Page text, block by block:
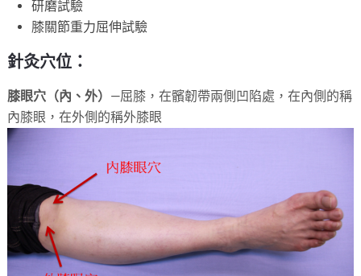
研磨試驗
膝關節重力屈伸試驗
針灸穴位：
膝眼穴（內、外） —屈膝，在髕韌帶兩側凹陷處，在內側的稱
內膝眼，在外側的稱外膝眼